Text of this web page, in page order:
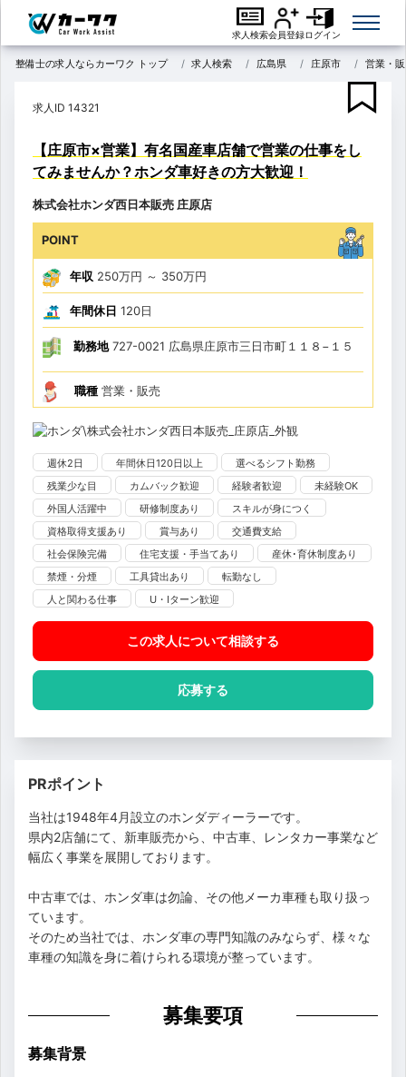
求人検索会員登録ログイン
整備士の求人ならカーワク トップ 求人検索 広島県 庄原市 営業・
求人ID 14321
【庄原市×営業】有名国産車店舗で営業の仕事をし
てみませんか？ホンダ車好きの方大歓迎！
株式会社ホンダ西日本販売 庄原店
POINT
年収 250万円 ～ 350万円
年間休日 120日
勤務地727-0021 広島県庄原市三日市町１１８−１５
職種 営業・販売
週休2日 年間休日120日以上
選べるシフト勤務
残業少な目
カムバック歓迎 経験者歓迎
未経験OK
外国人活躍中
研修制度あり
スキルが身につく
資格取得支援あり
賞与あり
交通費支給
社会保険完備
住宅支援・手当てあり
産休･育休制度あり
禁煙・分煙
工具貸出あり
転勤なし
人と関わる仕事
U・Iターン歓迎
この求人について相談する
応募する
PRポイント
当社は1948年4月設立のホンダディーラーです。
県内2店舗にて、新車販売から、中古車、レンタカー事業など
幅広く事業を展開しております。
中古車では、ホンダ車は勿論、その他メーカ車種も取り扱っ
ています。
そのため当社では、ホンダ車の専門知識のみならず、様々な
車種の知識を身に着けられる環境が整っています。
募集要項
募集背景